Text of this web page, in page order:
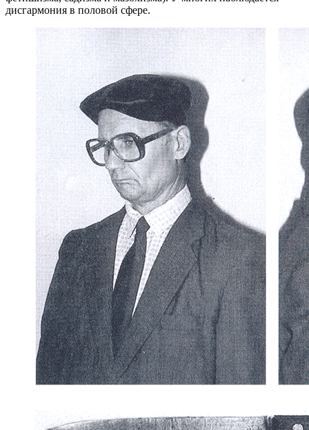
дисгармония в половой сфере.